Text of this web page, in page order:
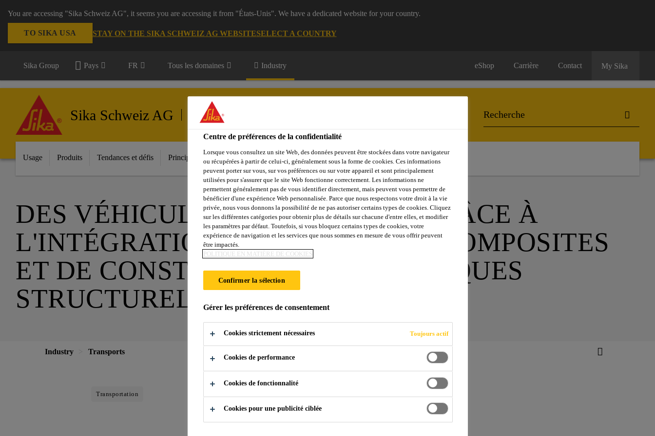
You are accessing "Sika Schweiz AG", it seems you are accessing it from "États-Unis". We have a dedicated website for your country.
TO SIKA USA STAY ON THE SIKA SCHWEIZ AG WEBSITESELECT A COUNTRY
Sika Group Pays FR Tous les domaines Industry eShop Carrière Contact My Sika
Sika Schweiz AG Transports
Usage Produits Tendances et défis Principales innovations Download Center
DES VÉHICULES PLUS LÉGERS GRÂCE À
L'INTÉGRATION DE MATÉRIAUX COMPOSITES
ET DE CONSTRUCTIONS MÉTALLIQUES
STRUCTURELLES
Industry Transports
Transportation
Centre de préférences de la confidentialité
Lorsque vous consultez un site Web, des données peuvent être stockées dans votre navigateur
ou récupérées à partir de celui-ci, généralement sous la forme de cookies. Ces informations
peuvent porter sur vous, sur vos préférences ou sur votre appareil et sont principalement
utilisées pour s'assurer que le site Web fonctionne correctement. Les informations ne
permettent généralement pas de vous identifier directement, mais peuvent vous permettre de
bénéficier d'une expérience Web personnalisée. Parce que nous respectons votre droit à la vie
privée, nous vous donnons la possibilité de ne pas autoriser certains types de cookies. Cliquez
sur les différentes catégories pour obtenir plus de détails sur chacune d'entre elles, et modifier
les paramètres par défaut. Toutefois, si vous bloquez certains types de cookies, votre
expérience de navigation et les services que nous sommes en mesure de vous offrir peuvent
être impactés.
POLITIQUE EN MATIÈRE DE COOKIES
Confirmer la sélection
Gérer les préférences de consentement
Cookies strictement nécessaires Toujours actif
Cookies de performance
Cookies de fonctionnalité
Cookies pour une publicité ciblée